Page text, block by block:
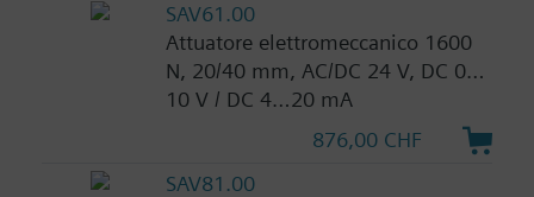
SAV61.00
Attuatore elettromeccanico 1600
N, 20/40 mm, AC/DC 24 V, DC 0…
10 V / DC 4…20 mA
876,00 CHF
SAV81.00